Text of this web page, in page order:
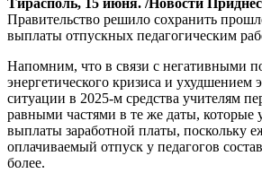
Правительство решило сохранить
выплаты отпускных педагогическим
Напомним, что в связи с негативными
энергетического кризиса и ухудшением
ситуации в 2025-м средства учителям
равными частями в те же даты, которые
выплаты заработной платы, поскольку
оплачиваемый отпуск у педагогов
более.